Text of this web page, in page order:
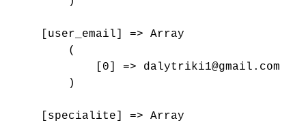
    [user_email] => Array
        (
            [0] => dalytriki1@gmail.com
        )
    [specialite] => Array